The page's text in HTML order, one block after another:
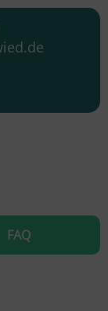
FAQ